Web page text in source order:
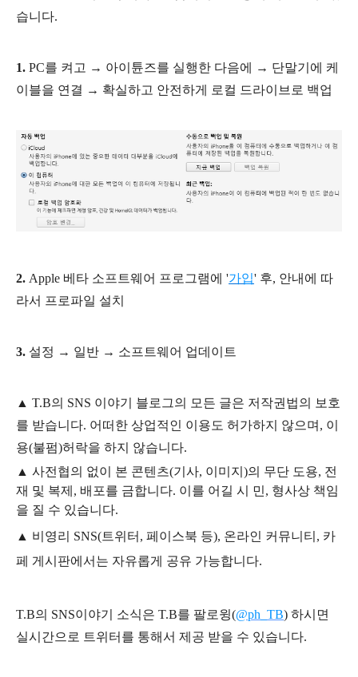
습니다.
1. PC를 켜고 → 아이튠즈를 실행한 다음에
→ 단말기에 케
이블을 연결 → 확실하고 안전하게 로컬 드라이브로 백업
2. Apple 베타 소프트웨어 프로그램에 '가입' 후, 안내에 따
라서 프로파일 설치
3. 설정 → 일반 → 소프트웨어 업데이트
▲ T.B의 SNS 이야기 블 로그의 모든 글은 저작권법의 보호
를 받습니다. 어떠한 상업적인 이용도 허가하지 않으며, 이
용(불펌)허락을 하지 않습니다.
▲ 사전협의 없이 본 콘텐츠(기사, 이미지)의 무단 도용, 전
재 및 복제, 배포를 금합니다. 이를 어길 시 민, 형사상 책임
을 질 수 있습니다.
▲ 비영리 SNS(트위터, 페이스북 등), 온라인 커뮤니티, 카
페 게시판에서는 자유롭게 공유 가능합니다.
T.B의 SNS이야기 소식은 T.B를 팔로윙(@ph_TB) 하시면
실시간으로 트위터를 통해서 제공 받을 수 있습니다.